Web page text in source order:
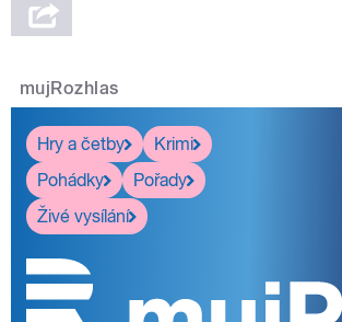
mujRozhlas
Hry a četby
Krimi
Pohádky
Pořady
Živé vysílání